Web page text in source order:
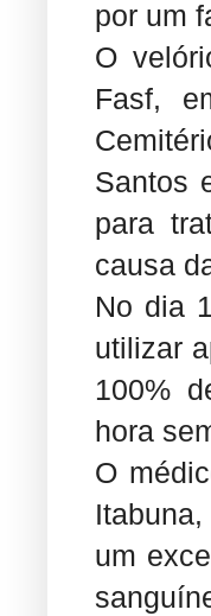
por um
O
Fasf,
Santos
para
causa
No dia
utilizar
100%
hora
O
um